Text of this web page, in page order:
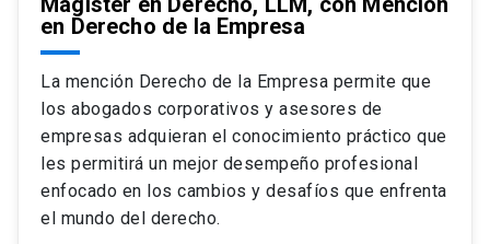
en Derecho de la Empresa
La mención Derecho de la Empresa permite que
los abogados corporativos y asesores de
empresas adquieran el conocimiento práctico que
les permitirá un mejor desempeño profesional
enfocado en los cambios y desafíos que enfrenta
el mundo del derecho.